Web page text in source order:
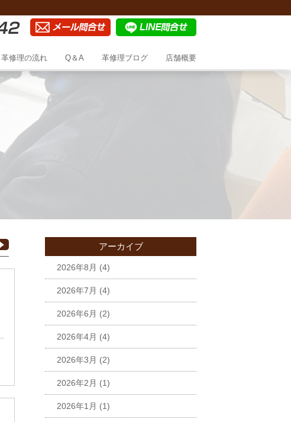
革修理の流れ Q＆A 革修理ブログ 店舗概要
アーカイブ
2026年8月 (4)
2026年7月 (4)
2026年6月 (2)
2026年4月 (4)
2026年3月 (2)
2026年2月 (1)
2026年1月 (1)